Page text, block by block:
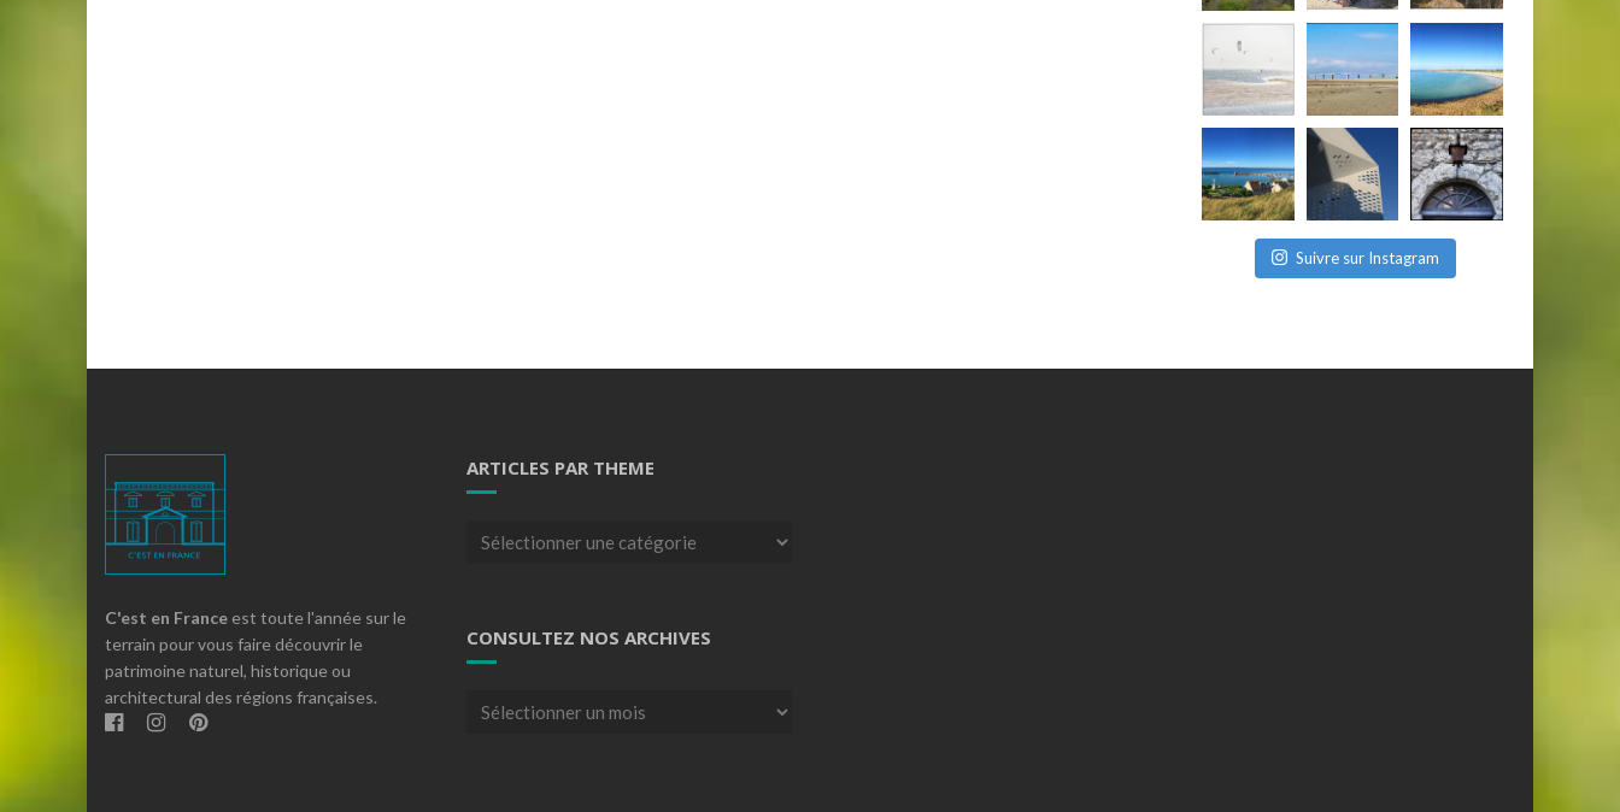
Suivre sur Instagram
C'est en France est toute l'année sur le
terrain pour vous faire découvrir le
patrimoine naturel, historique ou
architectural des régions françaises.
ARTICLES PAR THEME
Articles
CONSULTEZ NOS ARCHIVES
Consultez